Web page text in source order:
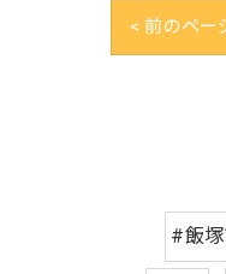
< 前のペー
#飯